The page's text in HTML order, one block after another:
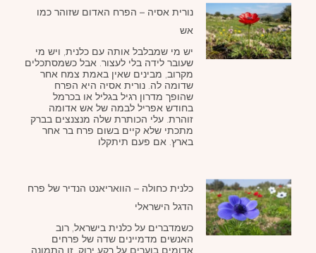
נורית אסיה – הפרח האדום שזוהר כמו
אש
יש מי שמבלבל אותה עם כלנית, ויש מי
שעובר לידה בלי לעצור. אבל כשמסתכלים
מקרוב, מבינים שאין באמת צמח אחר
שדומה לה. נורית אסיה היא הפרח
שהופך מדרון רגיל בגליל או בכרמל
בחודש אפריל לבמה של אש אדומה
זוהרת. עלי הכותרת שלה מנצנצים בברק
מתכתי שלא קיים בשום פרח בר אחר
בארץ. אם פעם תיתקלו
כלנית כחולה – הוואריאנט הנדיר של פרח
הדגל הישראלי
כשמדברים על כלנית בישראל, רוב
האנשים מדמיינים שדה של פרחים
אדומים בוערים על רקע ירוק. זו התמונה